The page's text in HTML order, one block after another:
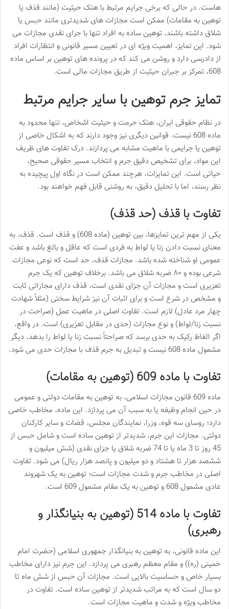
هاست. در حالی که برخی جرایم مرتبط با هتک حیثیت (مانند قذف یا
توهین به مقامات) ممکن است مجازات های شدیدتری مانند حبس یا
شلاق داشته باشند، توهین ساده به افراد تنها با جزای نقدی مجازات می
شود. این تمایز، اهمیت ویژه ای در تعیین مسیر قانونی و انتظارات افراد
از دادرسی دارد و روشن می کند که در پرونده های توهین بر اساس ماده
608، تمرکز بر جبران حیثیت از طریق مجازات مالی است.
تمایز جرم توهین با سایر جرایم مرتبط
در نظام حقوقی ایران، هتک حرمت و حیثیت اشخاص، تنها محدود به
ماده 608 نیست. قوانین دیگری نیز وجود دارند که به اشکال خاصی از
توهین یا جرایمی با ماهیت مشابه می پردازند. درک تفاوت های ظریف
این مواد، برای تشخیص دقیق جرم و انتخاب مسیر حقوقی صحیح،
حیاتی است. این تمایزات، هرچند ممکن است در نگاه اول پیچیده به
نظر رسند، اما با تحلیل دقیق، به روشنی قابل فهم خواهند بود.
تفاوت با قذف (حد قذف)
یکی از مهم ترین تمایزها، بین توهین (ماده 608) و قذف است. قذف، به
معنای نسبت دادن زنا یا لواط به فردی است که عاقل و بالغ باشد و عفت
عمومی او شناخته شده باشد. مجازات قذف، حد است که نوعی مجازات
شرعی بوده و ۸۰ ضربه شلاق می باشد. برخلاف توهین که یک جرم
تعزیری است و مجازات آن جزای نقدی است، قذف دارای مجازاتی ثابت
و مشخص در شرع است و برای اثبات آن نیز شرایط سختی (مثلاً شهادت
چهار مرد عادل) لازم است. تفاوت اصلی در ماهیت عمل (صراحت در
نسبت زنا/لواط) و نوع مجازات (حدی در مقابل تعزیری) است. در واقع،
اگر الفاظ رکیک به حدی برسد که صراحتاً نسبت زنا یا لواط را بدهد، دیگر
مشمول ماده 608 نیست و تبدیل به جرم قذف با مجازات حدی می شود.
تفاوت با ماده 609 (توهین به مقامات)
ماده 609 قانون مجازات اسلامی، به توهین به مقامات دولتی و عمومی
در حین انجام وظیفه یا به سبب آن می پردازد. این ماده، مخاطب خاصی
دارد؛ روسای سه قوه، وزرا، نمایندگان مجلس، قضات و سایر کارکنان
دولتی. مجازات این جرم، شدیدتر از توهین ساده است و شامل حبس از
45 روز تا 3 ماه یا تا 74 ضربه شلاق یا جزای نقدی (شش میلیون و
ششصد هزار تا هشتاد و دو میلیون و پانصد هزار ریال) می شود. تفاوت
اصلی در مخاطب جرم و شدت مجازات است؛ توهین به یک شهروند
عادی مشمول 608 و توهین به یک مقام مشمول 609 است.
تفاوت با ماده 514 (توهین به بنیانگذار و
رهبری)
این ماده قانونی، به توهین به بنیانگذار جمهوری اسلامی (حضرت امام
خمینی (ره)) و مقام معظم رهبری می پردازد. این جرم نیز دارای مخاطب
بسیار خاص و حساسیت بالایی است. مجازات آن حبس از شش ماه تا
دو سال است که به مراتب شدیدتر از توهین ساده است. تفاوت در
مخاطب ویژه و شدت و ماهیت مجازات است.